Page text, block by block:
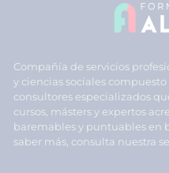
Compañía de servicios
y ciencias sociales
consultores especializados
cursos, másters y expertos
baremables y puntuables en
saber más, consulta nuestra